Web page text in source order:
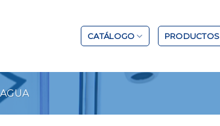
CATÁLOGO PRODUCTOS